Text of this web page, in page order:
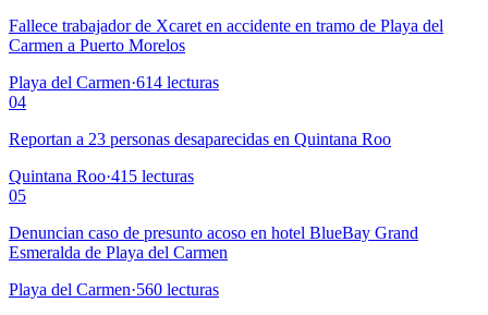
Fallece trabajador de Xcaret en accidente en tramo de Playa del
Carmen a Puerto Morelos
Playa del Carmen·614 lecturas
04
Reportan a 23 personas desaparecidas en Quintana Roo
Quintana Roo·415 lecturas
05
Denuncian caso de presunto acoso en hotel BlueBay Grand
Esmeralda de Playa del Carmen
Playa del Carmen·560 lecturas